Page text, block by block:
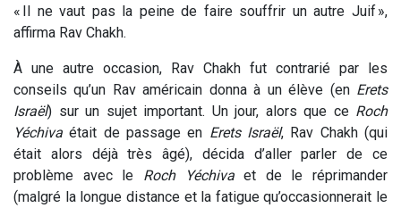
« Il ne vaut pas la peine de faire souffrir un autre Juif »,
affirma Rav Chakh.
À une autre occasion, Rav Chakh fut contrarié par les
conseils qu’un Rav américain donna à un élève (en Erets
Israël) sur un sujet important. Un jour, alors que ce Roch
Yéchiva était de passage en Erets Israël, Rav Chakh (qui
était alors déjà très âgé), décida d’aller parler de ce
problème avec le Roch Yéchivaet de le réprimander
(malgré la longue distance et la fatigue qu’occasionnerait le